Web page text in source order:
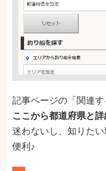
記事ページの「関連す
ここから都道府県と詳
迷わないし、知りた
便利♪